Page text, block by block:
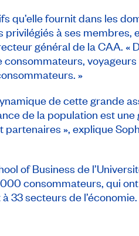
qu’elle fournit dans les
à ses
général de la CAA. «
»
de cette grande
de la population est
», explique
of Business de
consommateurs, qui
33 secteurs de l’économie.